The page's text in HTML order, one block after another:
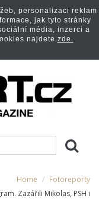
Home
Fotoreporty
Zazářili Mikolas, PSH i
personalizaci reklam
jak tyto stránky
média, inzerci a
najdete zde.